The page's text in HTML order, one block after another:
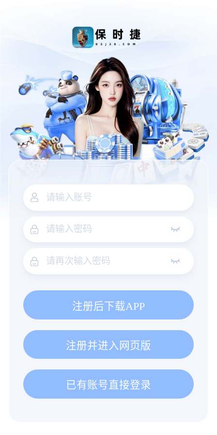
注册后下载APP
注册并进入网页版
已有账号直接登录